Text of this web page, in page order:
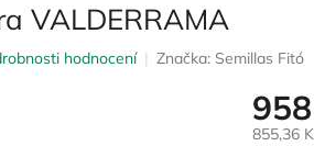
VALDERRAMA
hodnocení Značka: Semillas Fitó
855,36